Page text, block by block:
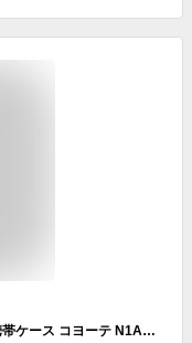
ナンガ オーロラミニスリーピングバック型携帯ケース コヨーテ N1AMCY93